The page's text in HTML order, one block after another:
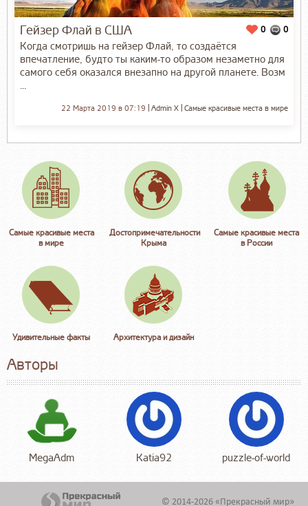
0
0
Гейзер Флай в США
Когда смотришь на гейзер Флай, то создаётся
впечатление, будто ты каким-то образом незаметно для
самого себя оказался внезапно на другой планете. Возм
...
Самые красивые места в мире
Admin X
22 Марта 2019 в 07:19
Самые красивые места
в мире
Достопримечательности
Крыма
Самые красивые места
в России
Удивительные факты Архитектура и дизайн
Авторы
MegaAdm Katia92 puzzle-of-world
© 2014-2026 «Прекрасный мир»